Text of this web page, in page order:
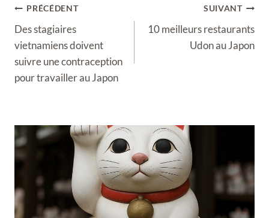
Navigation
de
l’article
PRÉCÉDENT
Des stagiaires
vietnamiens doivent
suivre une contraception
pour travailler au Japon
SUIVANT
10 meilleurs restaurants
Udon au Japon